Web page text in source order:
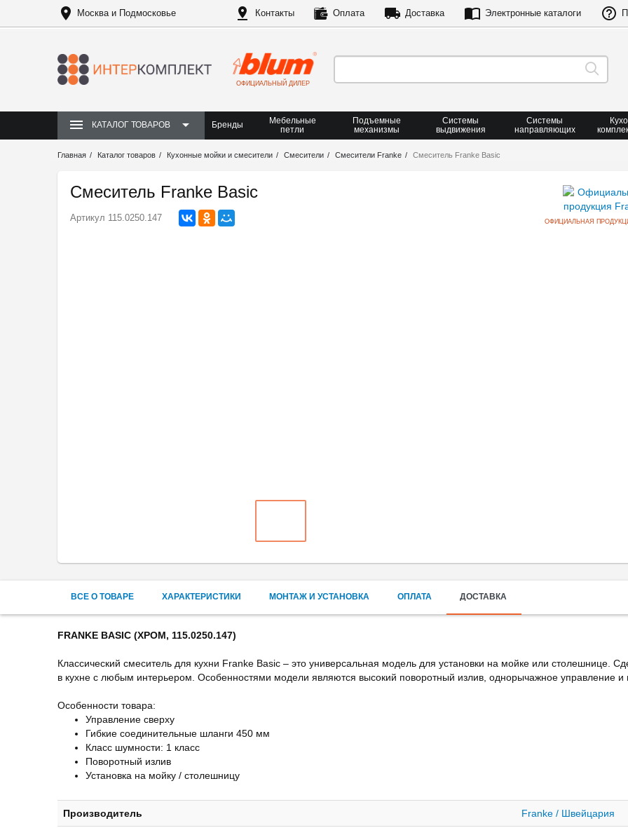
Москва и Подмосковье Контакты Оплата Доставка Электронные каталоги
ОФИЦИАЛЬНЫЙ ДИЛЕР
КАТАЛОГ ТОВАРОВ Бренды
Мебельные
петли
Подъемные
механизмы
Системы
выдвижения
Системы
направляющих
Главная Каталог товаров Кухонные мойки и смесители Смесители Смесители Franke Смеситель Franke Basic
Смеситель Franke Basic
ОФИЦИАЛЬНАЯ
Артикул 115.0250.147
ВСЕ О ТОВАРЕ ХАРАКТЕРИСТИКИ МОНТАЖ И УСТАНОВКА ОПЛАТА ДОСТАВКА
FRANKE BASIC (ХРОМ, 115.0250.147)
Классический смеситель для кухни Franke Basic – это универсальная модель для установки на мойке или столешнице.
в кухне с любым интерьером. Особенностями модели являются высокий поворотный излив, однорычажное управление и
Особенности товара:
Управление сверху
Гибкие соединительные шланги 450 мм
Класс шумности: 1 класс
Поворотный излив
Установка на мойку / столешницу
Производитель Franke / Швейцария